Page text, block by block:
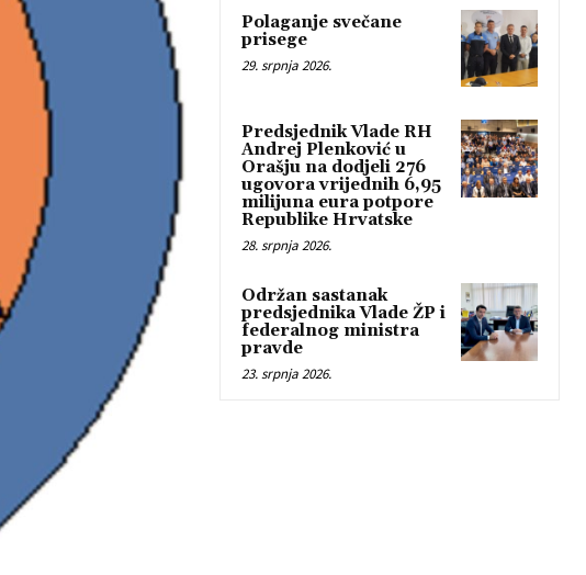
Polaganje svečane
prisege
29. srpnja 2026.
Predsjednik Vlade RH
Andrej Plenković u
Orašju na dodjeli 276
ugovora vrijednih 6,95
milijuna eura potpore
Republike Hrvatske
28. srpnja 2026.
Održan sastanak
predsjednika Vlade ŽP i
federalnog ministra
pravde
23. srpnja 2026.